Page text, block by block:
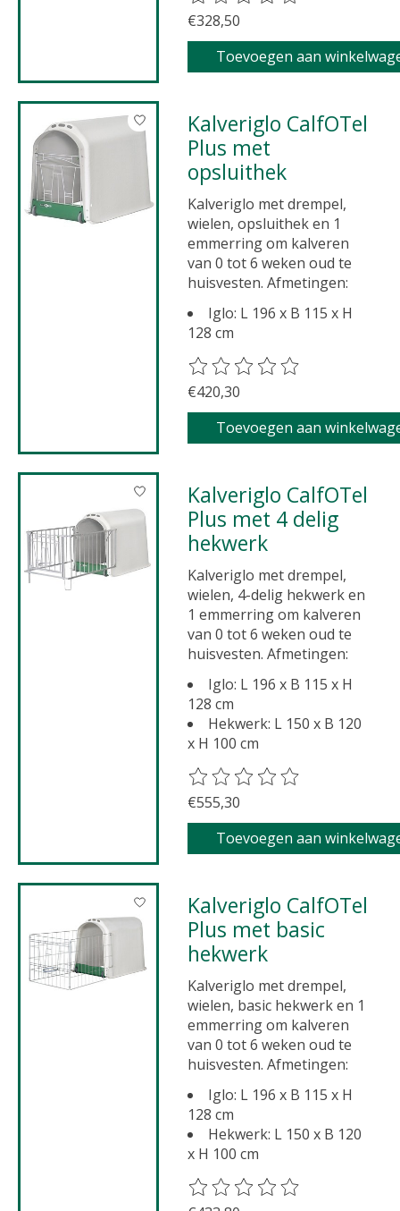
€328,50
Toevoegen aan
Kalveriglo CalfOTel
Plus met
opsluithek
Kalveriglo met drempel,
wielen, opsluithek en 1
emmerring om kalveren
van 0 tot 6 weken oud te
huisvesten. Afmetingen:
Iglo: L 196 x B 115 x H
128 cm
De beoordeling van dit
€420,30
Toevoegen aan
Kalveriglo CalfOTel
Plus met 4 delig
hekwerk
Kalveriglo met drempel,
wielen, 4-delig hekwerk en
1 emmerring om kalveren
van 0 tot 6 weken oud te
huisvesten. Afmetingen:
Iglo: L 196 x B 115 x H
128 cm
Hekwerk: L 150 x B 120
x H 100 cm
De beoordeling van dit
€555,30
Toevoegen aan
Kalveriglo CalfOTel
Plus met basic
hekwerk
Kalveriglo met drempel,
wielen, basic hekwerk en 1
emmerring om kalveren
van 0 tot 6 weken oud te
huisvesten. Afmetingen:
Iglo: L 196 x B 115 x H
128 cm
Hekwerk: L 150 x B 120
x H 100 cm
De beoordeling van dit